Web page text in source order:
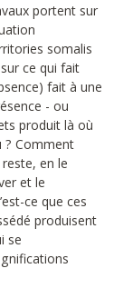
portent sur
somalis
ce qui fait
fait à une
- ou
produit là où
? Comment
en le
et le
ce que ces
produisent
se